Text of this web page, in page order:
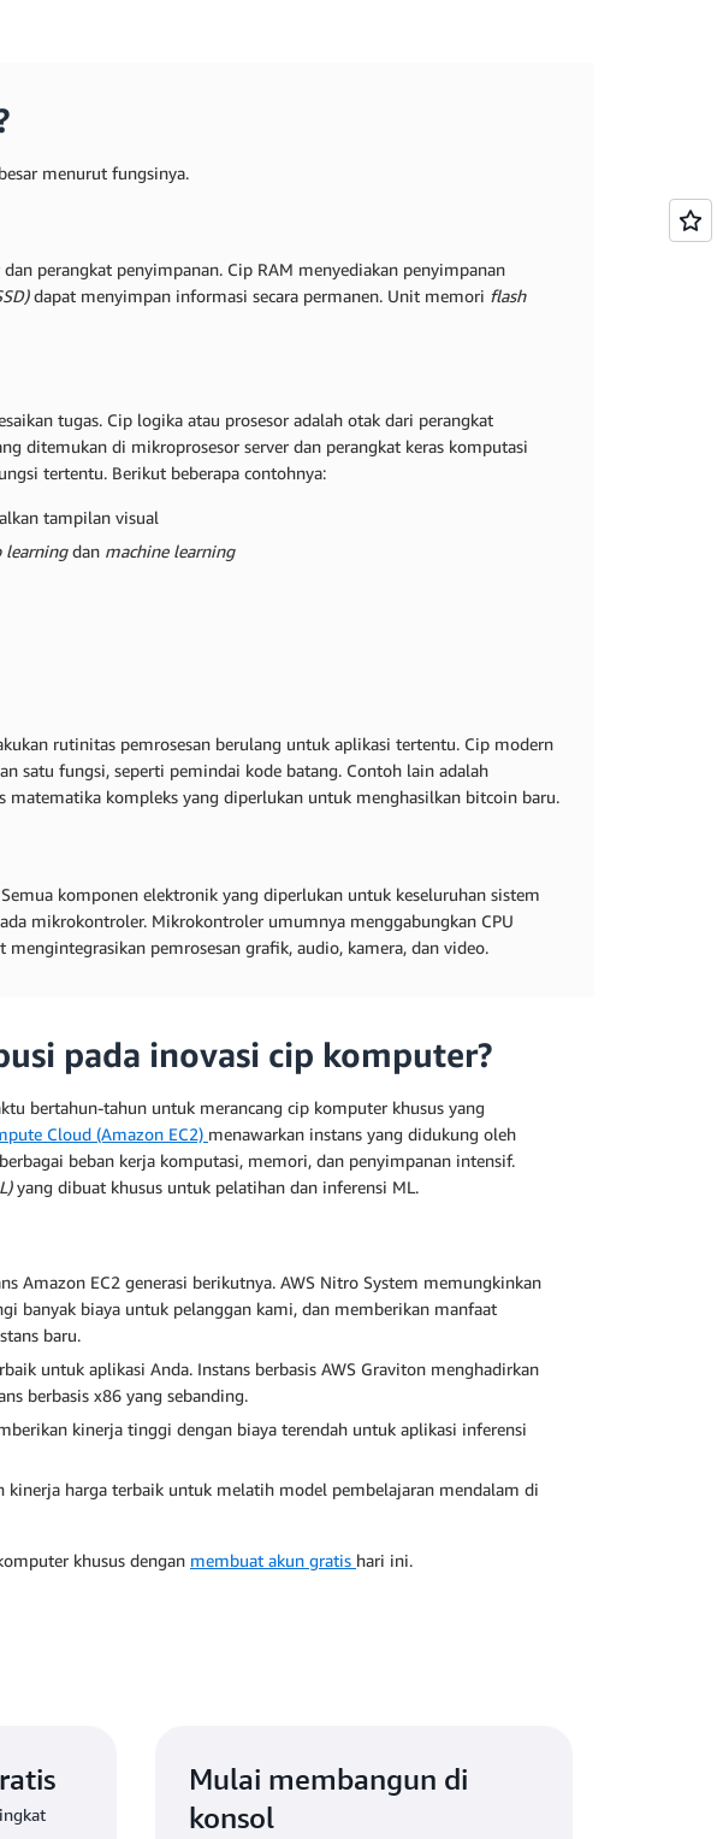
menurut fungsinya.
perangkat penyimpanan. Cip RAM menyediakan penyimpanan
dapat menyimpan informasi secara permanen. Unit memori flash
tugas. Cip logika atau prosesor adalah otak dari perangkat
ditemukan di mikroprosesor server dan perangkat keras komputasi
tertentu. Berikut beberapa contohnya:
tampilan visual
learningdan machine learning
rutinitas pemrosesan berulang untuk aplikasi tertentu. Cip modern
satu fungsi, seperti pemindai kode batang. Contoh lain adalah
matematika kompleks yang diperlukan untuk menghasilkan bitcoin baru.
komponen elektronik yang diperlukan untuk keseluruhan sistem
mikrokontroler. Mikrokontroler umumnya menggabungkan CPU
pemrosesan grafik, audio, kamera, dan video.
pada inovasi cip komputer?
bertahun-tahun untuk merancang cip komputer khusus yang
Cloud (Amazon EC2) menawarkan instans yang didukung oleh
beban kerja komputasi, memori, dan penyimpanan intensif.
yang dibuat khusus untuk pelatihan dan inferensi ML.
Amazon EC2 generasi berikutnya. AWS Nitro System memungkinkan
banyak biaya untuk pelanggan kami, dan memberikan manfaat
baru.
untuk aplikasi Anda. Instans berbasis AWS Graviton menghadirkan
berbasis x86 yang sebanding.
kinerja tinggi dengan biaya terendah untuk aplikasi inferensi
kinerja harga terbaik untuk melatih model pembelajaran mendalam di
khusus dengan membuat akun gratis hari ini.
Mulai membangun di
konsol